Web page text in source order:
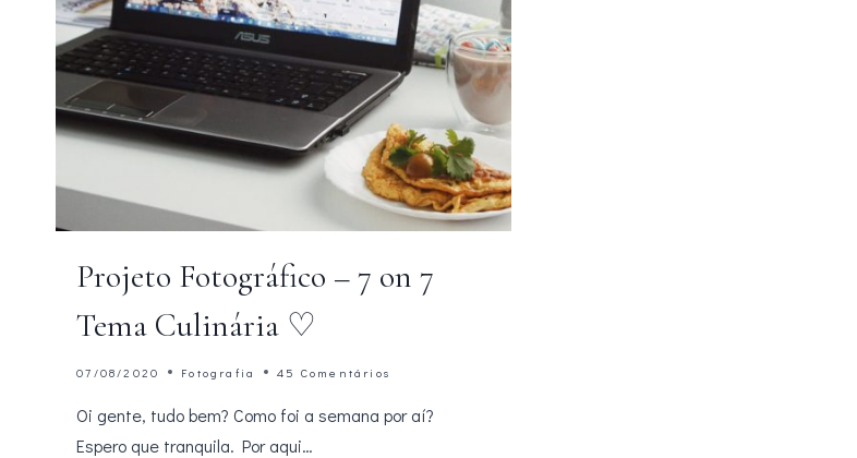
Projeto Fotográfico – 7 on 7
Tema Culinária ♡
07/08/2020 Fotografia 45 Comentários
Oi gente, tudo bem? Como foi a semana por aí?
Espero que tranquila. Por aqui…